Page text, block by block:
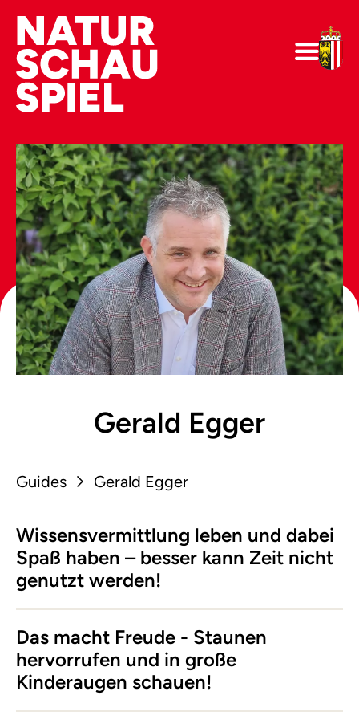
Gerald Egger
Guides Gerald Egger
Wissensvermittlung leben und dabei
Spaß haben – besser kann Zeit nicht
genutzt werden!
Das macht Freude - Staunen
hervorrufen und in große
Kinderaugen schauen!